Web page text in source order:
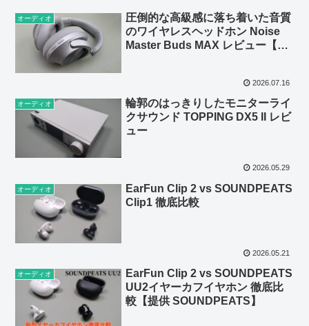
オーディオ
圧倒的な高級感に落ち着いた音質
のワイヤレスヘッドホン Noise
Master Buds MAX レビュー【提
2026.07.16
オーディオ
輪郭のはっきりしたモニターライ
クサウンド TOPPING DX5 II レビ
ュー
2026.05.29
オーディオ
EarFun Clip 2 vs SOUNDPEATS
Clip1 徹底比較
2026.05.21
オーディオ
EarFun Clip 2 vs SOUNDPEATS
UU2イヤーカフイヤホン 徹底比
較【提供 SOUNDPEATS】